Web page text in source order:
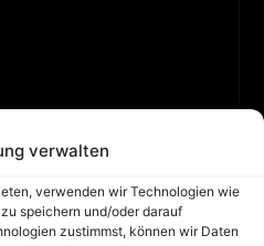
verwalten
verwenden wir Technologien wie
speichern und/oder darauf
zustimmst, können wir Daten
Kontakt
Lieferung
Merhr